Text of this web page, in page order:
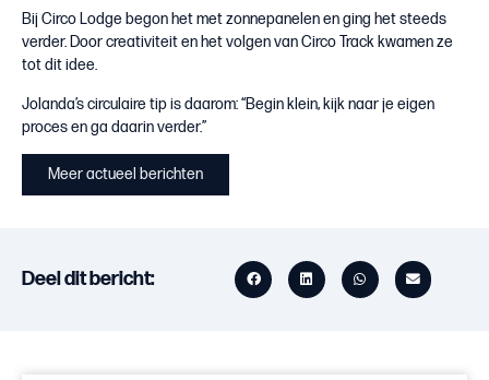
Bij Circo Lodge begon het met zonnepanelen en ging het steeds
verder. Door creativiteit en het volgen van Circo Track kwamen ze
tot dit idee.
Jolanda’s circulaire tip is daarom: “Begin klein, kijk naar je eigen
proces en ga daarin verder.”
Meer actueel berichten
Deel dit bericht: